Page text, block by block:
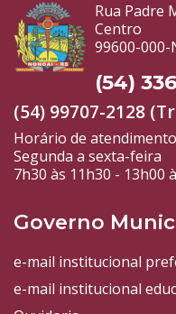
Rua Padre
Centro
99600-000-
(54)
(54) 99707-2128
Horário de
Segunda a sexta-feira
7h30 às 11h30 - 13h00
Governo
e-mail institucional
e-mail institucional